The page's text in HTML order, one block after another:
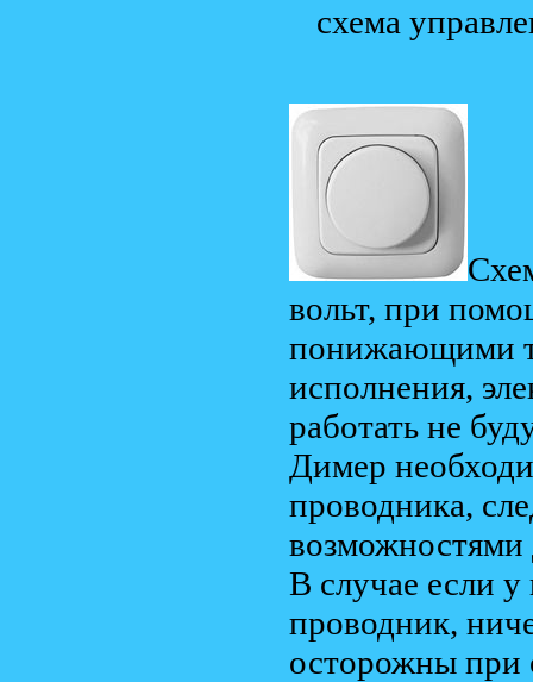
схема
вольт, при
понижающими
исполнения,
работать не
Димер
проводника,
возможностями
В случае если
проводник,
осторожны при